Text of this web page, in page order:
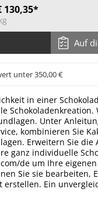
130,35*
Auf
unter 350,00 €
in einer
Unter
kombinieren Sie
Erweitern Sie
ganz individuelle
de um Ihre
Sie sie bearbeiten,
Ein